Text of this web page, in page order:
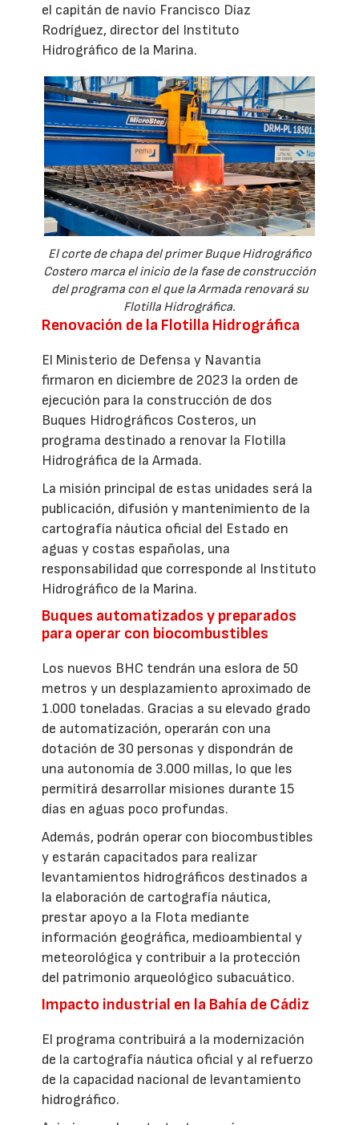
el capitán de navío Francisco Díaz
Rodríguez, director del Instituto
Hidrográfico de la Marina.
El corte de chapa del primer Buque Hidrográfico
Costero marca el inicio de la fase de construcción
del programa con el que la Armada renovará su
Flotilla Hidrográfica.
Renovación de la Flotilla Hidrográfica
El Ministerio de Defensa y Navantia
firmaron en diciembre de 2023 la orden de
ejecución para la construcción de dos
Buques Hidrográficos Costeros, un
programa destinado a renovar la Flotilla
Hidrográfica de la Armada.
La misión principal de estas unidades será la
publicación, difusión y mantenimiento de la
cartografía náutica oficial del Estado en
aguas y costas españolas, una
responsabilidad que corresponde al Instituto
Hidrográfico de la Marina.
Buques automatizados y preparados
para operar con biocombustibles
Los nuevos BHC tendrán una eslora de 50
metros y un desplazamiento aproximado de
1.000 toneladas. Gracias a su elevado grado
de automatización, operarán con una
dotación de 30 personas y dispondrán de
una autonomía de 3.000 millas, lo que les
permitirá desarrollar misiones durante 15
días en aguas poco profundas.
Además, podrán operar con biocombustibles
y estarán capacitados para realizar
levantamientos hidrográficos destinados a
la elaboración de cartografía náutica,
prestar apoyo a la Flota mediante
información geográfica, medioambiental y
meteorológica y contribuir a la protección
del patrimonio arqueológico subacuático.
Impacto industrial en la Bahía de Cádiz
El programa contribuirá a la modernización
de la cartografía náutica oficial y al refuerzo
de la capacidad nacional de levantamiento
hidrográfico.